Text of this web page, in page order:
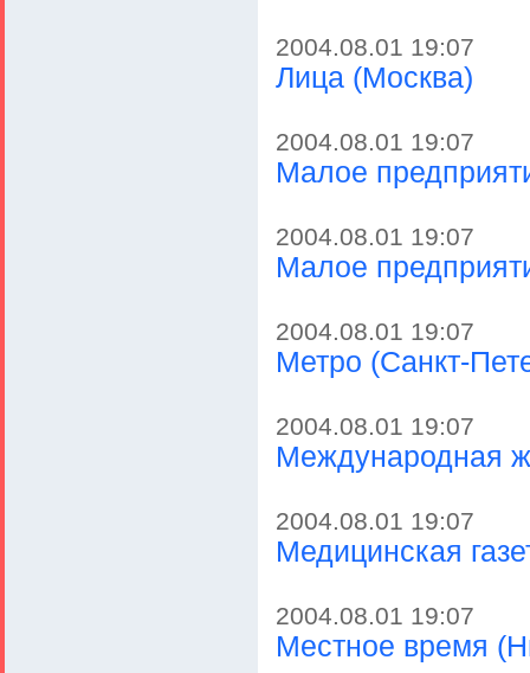
2004.08.01 19:07
Лица (Москва)
2004.08.01 19:07
Малое
2004.08.01 19:07
Малое
2004.08.01 19:07
Метро (Санкт-
2004.08.01 19:07
Международная
2004.08.01 19:07
Медицинская
2004.08.01 19:07
Местное время